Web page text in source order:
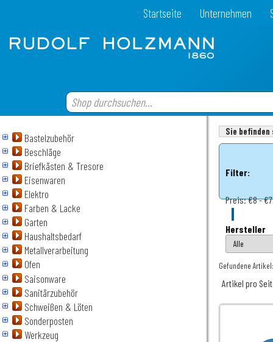
Startseite Unternehmen
Bastelzubehör
Beschläge
Briefkästen & Tresore
Eisenwaren
Elektro
Farben & Lacke
Garten
Haushaltsbedarf
Metallverarbeitung
Ofen
Saisonware
Sanitärzubehör
Schweißen & Löten
Sonderposten
Werkzeug
Sie
Filter:
Preis:€8 -
Hersteller
Gefundene
Artikel pro